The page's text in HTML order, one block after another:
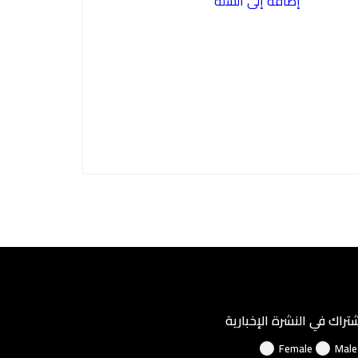
1.600,00 EGP.
في النشرة الإخبارية
Male
Female